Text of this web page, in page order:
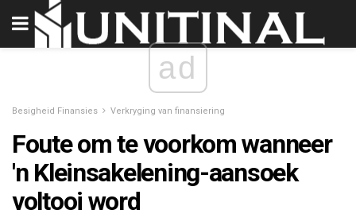
ad
Besigheid Finansies Verkryging van finansiering
Foute om te voorkom wanneer
'n Kleinsakelening-aansoek
voltooi word